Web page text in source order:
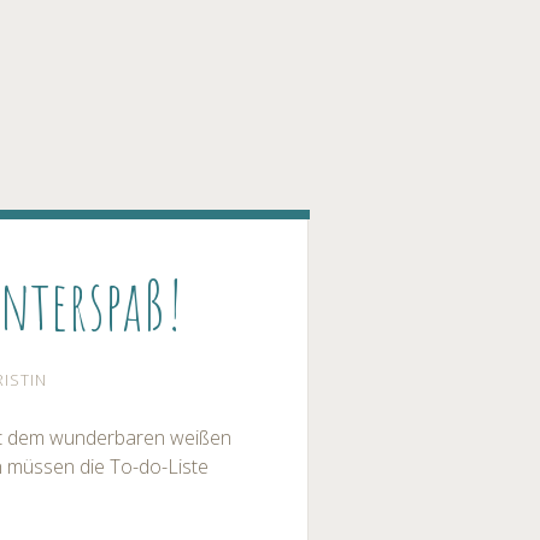
dem wunderbaren weißen
die To-do-Liste